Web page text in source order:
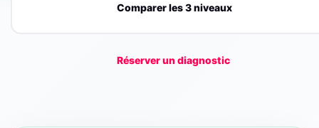
Comparer les 3 niveaux
Réserver un diagnostic